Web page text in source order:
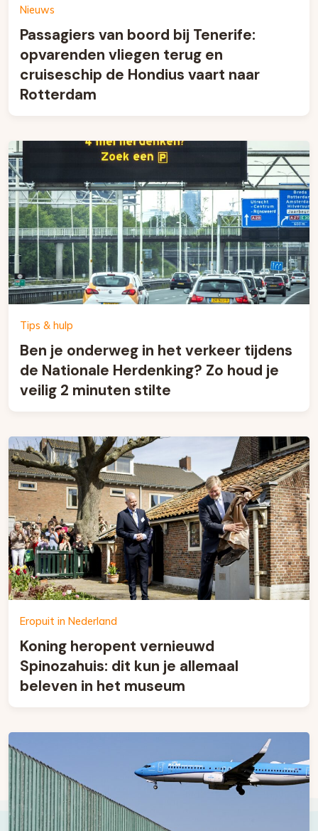
Nieuws
Passagiers van boord bij Tenerife:
opvarenden vliegen terug en
cruiseschip de Hondius vaart naar
Rotterdam
Tips & hulp
Ben je onderweg in het verkeer tijdens
de Nationale Herdenking? Zo houd je
veilig 2 minuten stilte
Eropuit in Nederland
Koning heropent vernieuwd
Spinozahuis: dit kun je allemaal
beleven in het museum